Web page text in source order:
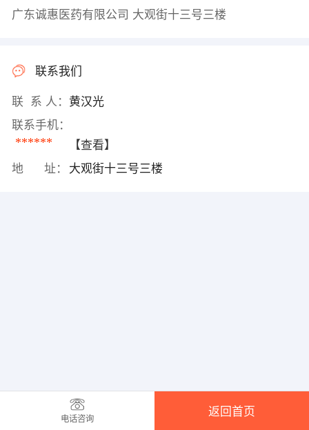
广东诚惠医药有限公司 大观街十三号三楼
联系我们
联 系 人： 黄汉光
联系手机：
******
【查看】
地 址：
大观街十三号三楼
电话咨询
返回首页